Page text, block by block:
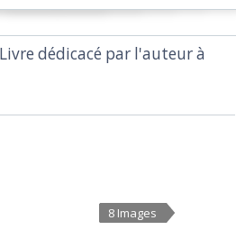
dédicacé par l'auteur à
8 Images